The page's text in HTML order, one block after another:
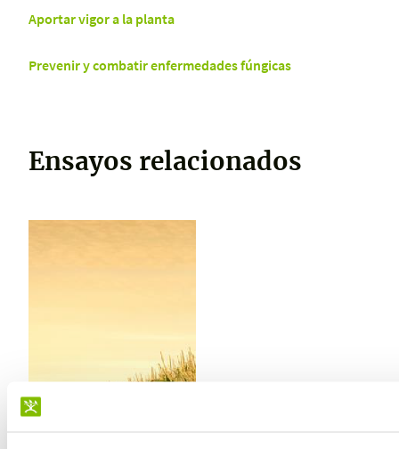
Aportar vigor a la planta
Prevenir y combatir enfermedades fúngicas
Ensayos relacionados